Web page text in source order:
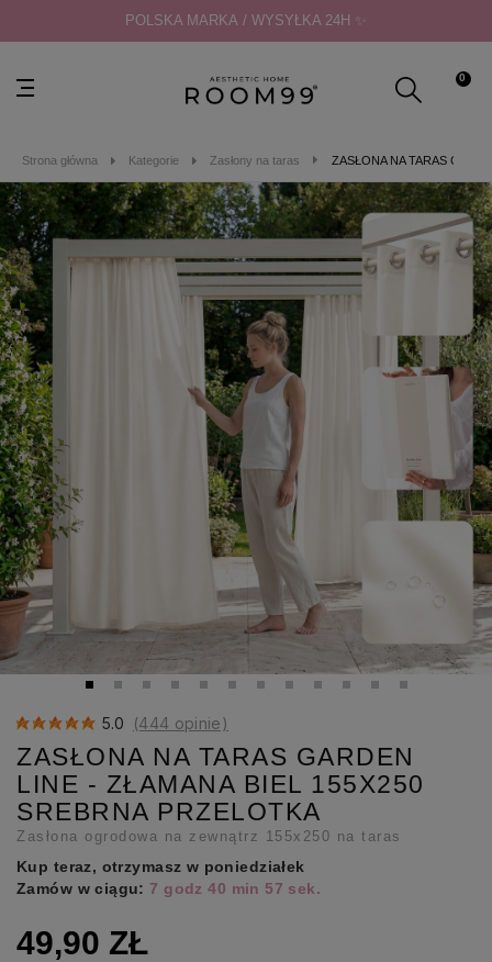
POLSKA MARKA / WYSYŁKA 24H ✨
0
Strona główna Kategorie Zasłony na taras ZASŁONA NA TARAS
5.0 (444 opinie)
ZASŁONA NA TARAS GARDEN
LINE - ZŁAMANA BIEL 155X250
SREBRNA PRZELOTKA
Zasłona ogrodowa na zewnątrz 155x250 na taras
Kup teraz, otrzymasz w poniedziałek
Zamów w ciągu: 7 godz 40 min 56 sek.
49,90 ZŁ